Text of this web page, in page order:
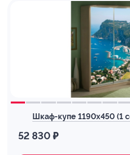
Шкаф-купе 1190х450 (1
52 830 ₽